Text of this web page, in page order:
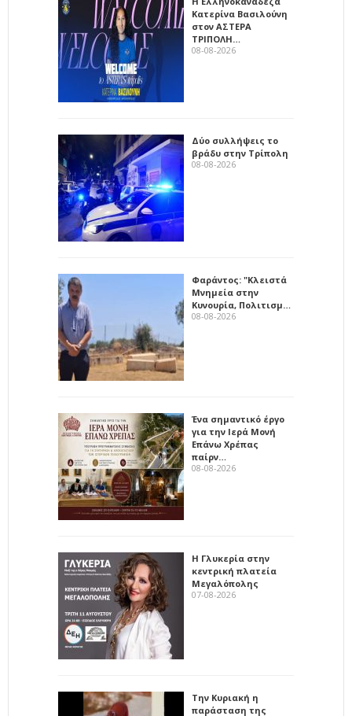
Κατερίνα Βασιλούνη
στον ΑΣΤΕΡΑ
ΤΡΙΠΟΛΗ…
08-08-2026
Δύο συλλήψεις το
βράδυ στην Τρίπολη
08-08-2026
Φαράντος: "Κλειστά
Μνημεία στην
Κυνουρία, Πολιτισμ…
08-08-2026
Ένα σημαντικό έργο
για την Ιερά Μονή
Επάνω Χρέπας
παίρν…
08-08-2026
Η Γλυκερία στην
κεντρική πλατεία
Μεγαλόπολης
07-08-2026
Την Κυριακή η
παράσταση της